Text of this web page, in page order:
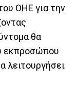
ΟΗΕ για την
θα
εκπροσώπου
λειτουργήσει